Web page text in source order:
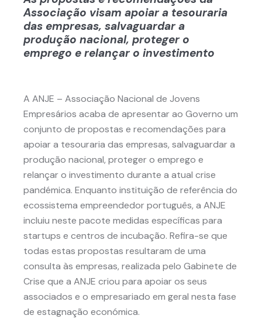
Associação visam apoiar a tesouraria
das empresas, salvaguardar a
produção nacional, proteger o
emprego e relançar o investimento
A ANJE – Associação Nacional de Jovens
Empresários acaba de apresentar ao Governo um
conjunto de propostas e recomendações para
apoiar a tesouraria das empresas, salvaguardar a
produção nacional, proteger o emprego e
relançar o investimento durante a atual crise
pandémica. Enquanto instituição de referência do
ecossistema empreendedor português, a ANJE
incluiu neste pacote medidas específicas para
startups e centros de incubação. Refira-se que
todas estas propostas resultaram de uma
consulta às empresas, realizada pelo Gabinete de
Crise que a ANJE criou para apoiar os seus
associados e o empresariado em geral nesta fase
de estagnação económica.